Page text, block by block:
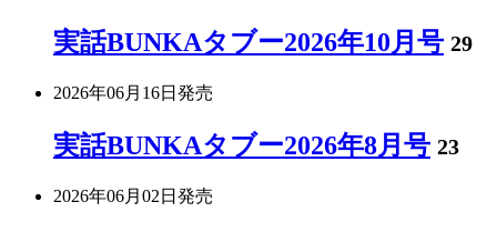
実話BUNKAタブー2026年10月号 29
2026年06月16日 発売
実話BUNKAタブー2026年8月号 23
2026年06月02日 発売